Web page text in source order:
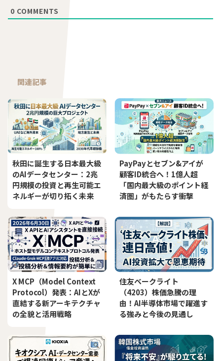
0 COMMENTS
関連記事
秋田に誕生する日本最大級
のAIデータセンター：2兆
円規模の投資と再生可能エ
ネルギーが切り拓く未来
PayPayとセブン&アイが
顧客ID統合へ！1億人超
「国内最大級のポイント経
済圏」がもたらす衝撃
X MCP（Model Context
Protocol）発表：AIとXが
直結する新アーキテクチャ
の全貌と活用戦略
住友ベークライト
（4203）株価急騰の理
由！AI半導体市場で躍進す
る強みと今後の見通し